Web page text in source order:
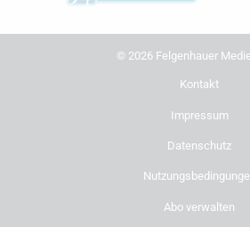
© 2026 Felgenhauer
Kontakt
Impressum
Datenschutz
Abo verwalten